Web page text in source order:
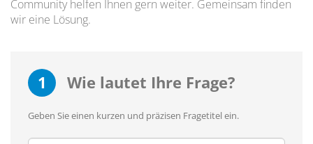
Community helfen Ihnen gern weiter. Gemeinsam finden
wir eine Lösung.
1 Wie lautet Ihre Frage?
Geben Sie einen kurzen und präzisen Fragetitel ein.